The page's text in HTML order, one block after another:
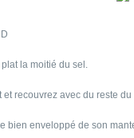
la moitié du sel.
et recouvrez avec du reste
bien enveloppé de son